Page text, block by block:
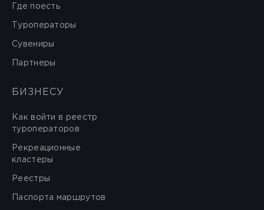
Где поесть
Туроператоры
Сувениры
Партнеры
БИЗНЕСУ
Как войти в реестр
туроператоров
Рекреационные
кластеры
Реестры
Паспорта маршрутов